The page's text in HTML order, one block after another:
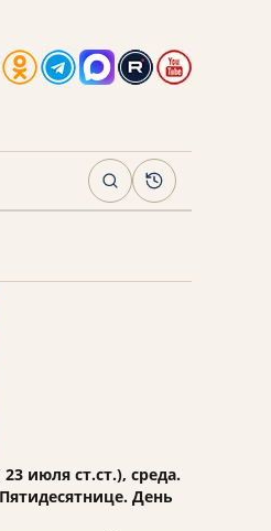
ПоискАрхив
23 июля ст.ст.), среда.
День